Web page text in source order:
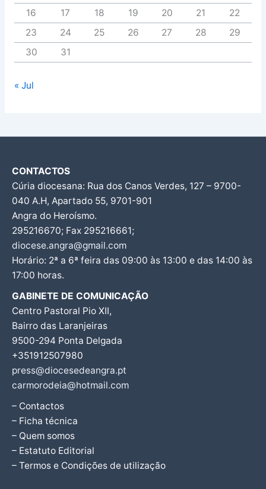
16
17 18 19 20 21
22
23
24 25 26 27 28
29
30
31
« Jul
CONTACTOS
Cúria diocesana: Rua dos Canos Verdes, 127 – 9700-
040 A.H, Apartado 55, 9701-901
Angra do Heroísmo.
295216670; Fax 295216661;
diocese.angra@gmail.com
Horário: 2ª a 6ª feira das 09:00 às 13:00 e das 14:00 às
17:00 horas.
GABINETE DE COMUNICAÇÃO
Centro Pastoral Pio XII,
Bairro das Laranjeiras
9500-294 Ponta Delgada
+351912507980
press@diocesedeangra.pt
carmorodeia@hotmail.com
– Contactos
– Ficha técnica
– Quem somos
– Estatuto Editorial
– Termos e Condições de utilização